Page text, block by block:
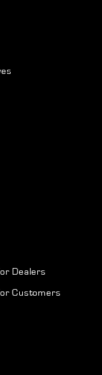
Dealers
Customers